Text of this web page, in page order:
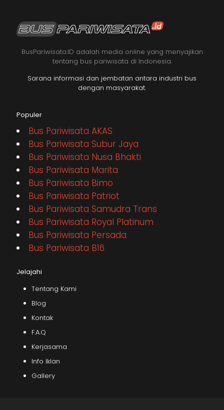
BusPariwisata.ID adalah media online yang menyajikan
tentang bus pariwisata di Indonesia.
Sarana informasi dan jembatan antara industri bus
dengan masyarakat.
Populer
Bus Pariwisata AKAS
Bus Pariwisata Subur Jaya
Bus Pariwisata Nusa Bhakti
Bus Pariwisata Marita
Bus Pariwisata Bimo
Bus Pariwisata Patriot
Bus Pariwisata Samudra Trans
Bus Pariwisata Royal Platinum
Bus Pariwisata Persada
Bus Pariwisata B16
Jelajahi
Tentang Kami
Blog
Kontak
F.A.Q
Kerjasama
Info Iklan
Gallery